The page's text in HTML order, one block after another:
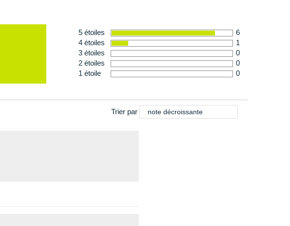
5 étoiles
6
4 étoiles
1
3 étoiles
0
2 étoiles
0
1 étoile
0
Trier par note décroissante